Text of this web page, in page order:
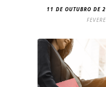
11 DE OUTUBRO DE